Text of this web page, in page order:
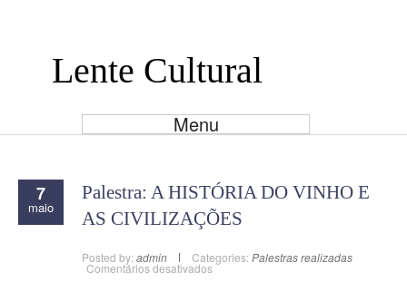
Lente Cultural
Menu
7
maio
Palestra: A HISTÓRIA DO VINHO E
AS CIVILIZAÇÕES
Posted by: admin Categories: Palestras realizadas
Comentários desativadosem